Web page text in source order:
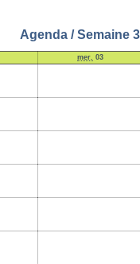
Agenda / Semaine
mer. 03